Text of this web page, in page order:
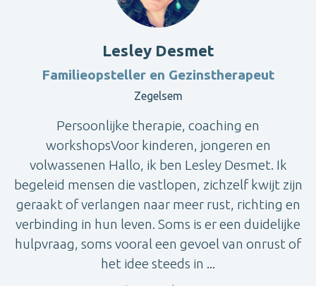
Lesley Desmet
Familieopsteller en Gezinstherapeut
Zegelsem
Persoonlijke therapie, coaching en
workshopsVoor kinderen, jongeren en
volwassenen Hallo, ik ben Lesley Desmet. Ik
begeleid mensen die vastlopen, zichzelf kwijt zijn
geraakt of verlangen naar meer rust, richting en
verbinding in hun leven. Soms is er een duidelijke
hulpvraag, soms vooral een gevoel van onrust of
het idee steeds in ...